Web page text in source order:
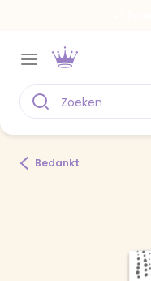
Bedankt